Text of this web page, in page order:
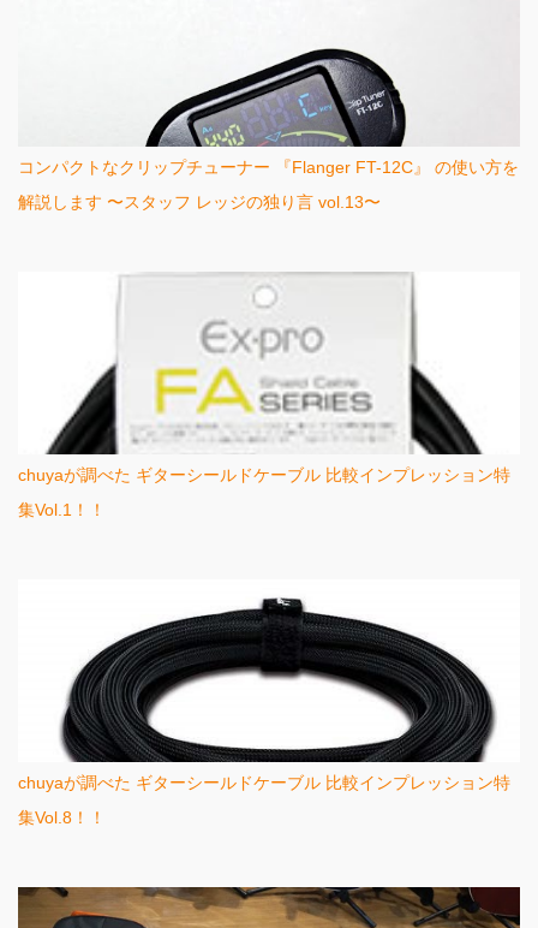
コンパクトなクリップチューナー 『Flanger FT-12C』 の使い方を
解説します 〜スタッフ レッジの独り言 vol.13〜
chuyaが調べた ギターシールドケーブル 比較インプレッション特
集Vol.1！！
chuyaが調べた ギターシールドケーブル 比較インプレッション特
集Vol.8！！